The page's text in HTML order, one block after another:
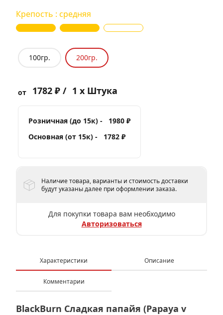
Крепость : средняя
100гр. 200гр.
от 1782 ₽ / 1 x Штука
Розничная (до 15к) -
1980 ₽
Основная (от 15к) -
1782 ₽
Наличие товара, варианты и стоимость доставки
будут указаны далее при оформлении заказа.
Для покупки товара вам необходимо
Авторизоваться
Характеристики Описание
Комментарии
BlackBurn Сладкая папайя (Papaya v